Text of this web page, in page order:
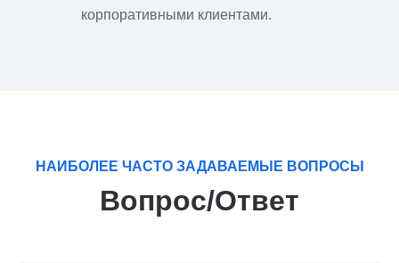
корпоративными клиентами.
НАИБОЛЕЕ ЧАСТО ЗАДАВАЕМЫЕ ВОПРОСЫ
Вопрос/Ответ